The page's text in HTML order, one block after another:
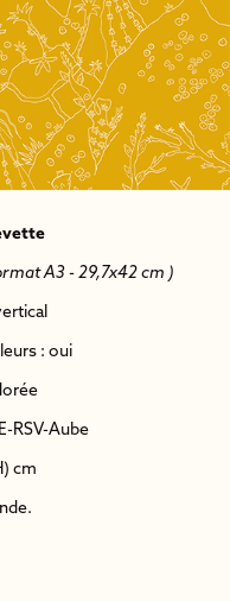
A3 - 29,7x42 cm )
: oui
RSV-Aube
cm